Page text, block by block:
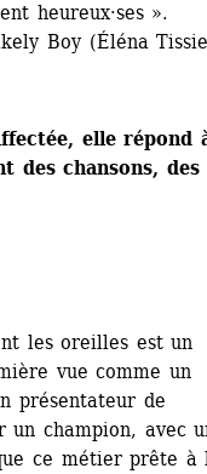
heureux·ses ».
Boy (Éléna
elle répond
des chansons, des
les oreilles est un
vue comme un
présentateur de
un champion, avec
ce métier prête à